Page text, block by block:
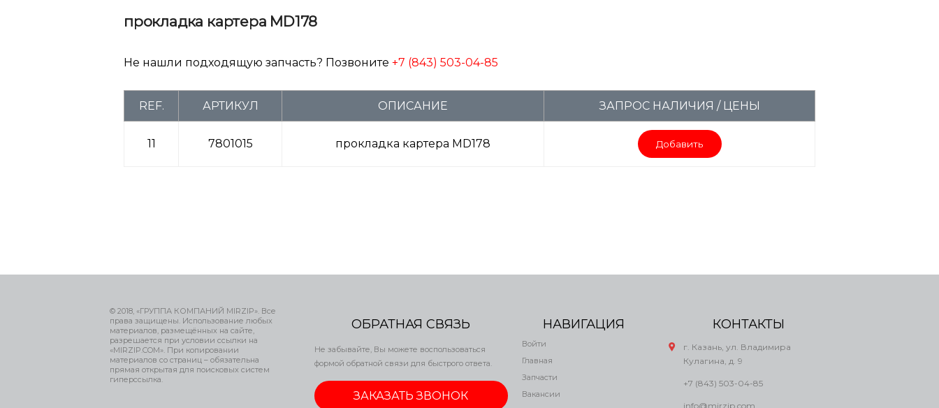
прокладка картера MD178
Не нашли подходящую запчасть? Позвоните +7 (843) 503-04-85
REF. АРТИКУЛ ОПИСАНИЕ ЗАПРОС НАЛИЧИЯ / ЦЕНЫ
11 7801015 прокладка картера MD178 Добавить
© 2018, «ГРУППА КОМПАНИЙ MIRZIP». Все
права защищены. Использование любых
материалов, размещённых на сайте,
разрешается при условии ссылки на
«MIRZIP.COM». При копировании
материалов со страниц – обязательна
прямая открытая для поисковых систем
гиперссылка.
ОБРАТНАЯ СВЯЗЬ
Не забывайте, Вы можете воспользоваться
формой обратной связи для быстрого ответа.
ЗАКАЗАТЬ ЗВОНОК
НАВИГАЦИЯ
Войти
Главная
Запчасти
Вакансии
КОНТАКТЫ
г. Казань, ул. Владимира
Кулагина, д. 9
+7 (843) 503-04-85
info@mirzip.com